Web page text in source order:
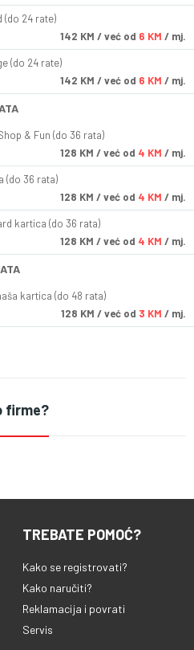
(do 24 rate)
142 KM / već od 6 KM / mj.
(do 24 rate)
142 KM / već od 6 KM / mj.
& Fun (do 36 rata)
128 KM / već od 4 KM / mj.
(do 36 rata)
128 KM / već od 4 KM / mj.
kartica (do 36 rata)
128 KM / već od 4 KM / mj.
kartica (do 48 rata)
128 KM / već od 3 KM / mj.
firme?
TREBATE POMOĆ?
Kako se registrovati?
Kako naručiti?
Reklamacija i povrati
Servis